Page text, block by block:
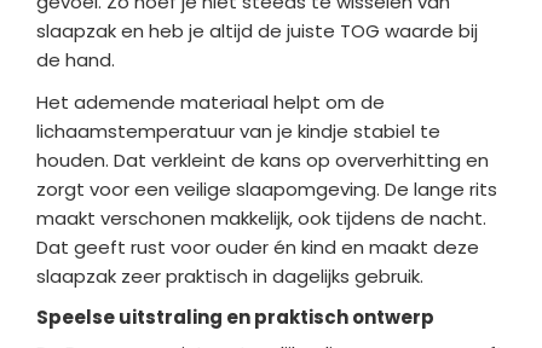
slaapzak en heb je altijd de juiste TOG waarde bij
de hand.
Het ademende materiaal helpt om de
lichaamstemperatuur van je kindje stabiel te
houden. Dat verkleint de kans op oververhitting en
zorgt voor een veilige slaapomgeving. De lange rits
maakt verschonen makkelijk, ook tijdens de nacht.
Dat geeft rust voor ouder én kind en maakt deze
slaapzak zeer praktisch in dagelijks gebruik.
Speelse uitstraling en praktisch ontwerp